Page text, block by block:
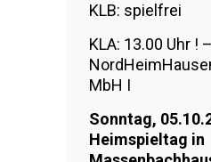
KLB: spielfrei
KLA: 13.00 Uhr !
MbH I
Sonntag,
Heimspieltag in